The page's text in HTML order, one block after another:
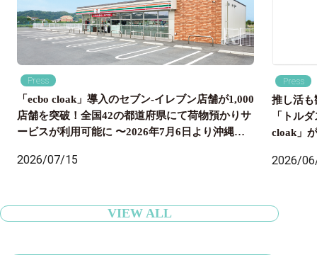
Press
「ecbo cloak」導入のセブン‐イレブン店舗が1,000
店舗を突破！全国42の都道府県にて荷物預かりサ
ービスが利用可能に 〜2026年7月6日より沖縄県
行者の身軽な旅をサポート〜
2026/07/15
Press
推し活
「トル
cloak」
2026/
VIEW ALL